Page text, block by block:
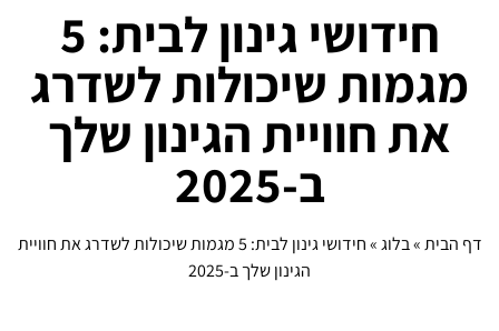
חידושי גינון לבית: 5
מגמות שיכולות לשדרג
את חוויית הגינון שלך
ב-2025
דף הבית»בלוג»
חידושי גינון לבית: 5 מגמות שיכולות לשדרג את חוויית
הגינון שלך ב-2025